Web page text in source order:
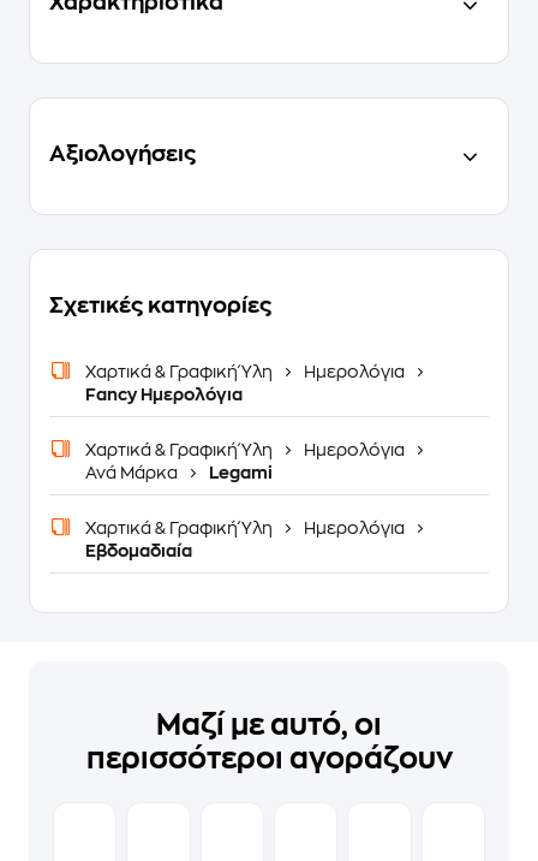
Αξιολογήσεις
Σχετικές κατηγορίες
Χαρτικά & Γραφική Ύλη
Ημερολόγια
Fancy Ημερολόγια
Χαρτικά & Γραφική Ύλη
Ημερολόγια
Ανά Μάρκα
Legami
Χαρτικά & Γραφική Ύλη
Ημερολόγια
Εβδομαδιαία
Μαζί με αυτό, οι
περισσότεροι αγοράζουν